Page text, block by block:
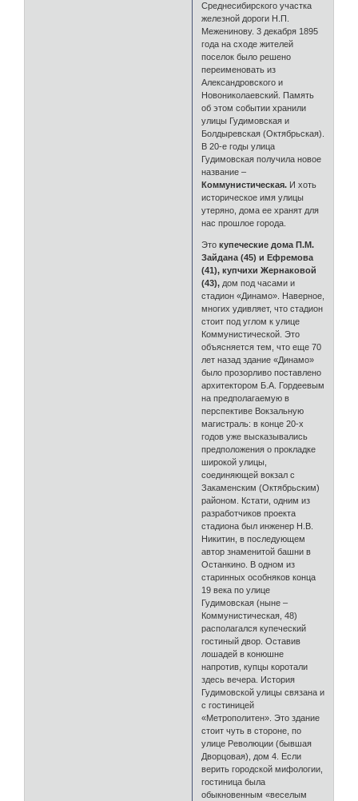
Среднесибирского участка
железной дороги Н.П.
Меженинову. 3 декабря 1895
года на сходе жителей
поселок было решено
переименовать из
Александровского и
Новониколаевский. Память
об этом событии хранили
улицы Гудимовская и
Болдыревская (Октябрьская).
В 20-е годы улица
Гудимовская получила новое
название –
Коммунистическая. И хоть
историческое имя улицы
утеряно, дома ее хранят для
нас прошлое города.
Это купеческие дома П.М.
Зайдана (45) и Ефремова
(41), купчихи Жернаковой
(43), дом под часами и
стадион «Динамо». Наверное,
многих удивляет, что стадион
стоит под углом к улице
Коммунистической. Это
объясняется тем, что еще 70
лет назад здание «Динамо»
было прозорливо поставлено
архитектором Б.А. Гордеевым
на предполагаемую в
перспективе Вокзальную
магистраль: в конце 20-х
годов уже высказывались
предположения о прокладке
широкой улицы,
соединяющей вокзал с
Закаменским (Октябрьским)
районом. Кстати, одним из
разработчиков проекта
стадиона был инженер Н.В.
Никитин, в последующем
автор знаменитой башни в
Останкино. В одном из
старинных особняков конца
19 века по улице
Гудимовская (ныне –
Коммунистическая, 48)
располагался купеческий
гостиный двор. Оставив
лошадей в конюшне
напротив, купцы коротали
здесь вечера. История
Гудимовской улицы связана и
с гостиницей
«Метрополитен». Это здание
стоит чуть в стороне, по
улице Революции (бывшая
Дворцовая), дом 4. Если
верить городской мифологии,
гостиница была
обыкновенным «веселым